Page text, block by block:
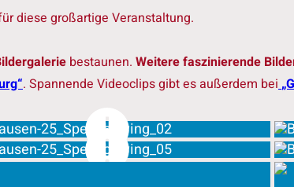
diese großartige Veranstaltung.
bestaunen. Weitere faszinierende
. Spannende Videoclips gibt es außerdem bei